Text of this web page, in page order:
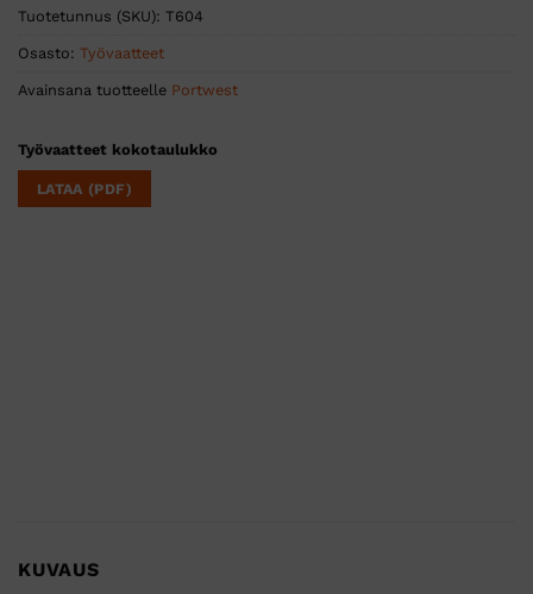
Tuotetunnus (SKU): T604
Osasto: Työvaatteet
Avainsana tuotteelle Portwest
Työvaatteet kokotaulukko
LATAA (PDF)
KUVAUS